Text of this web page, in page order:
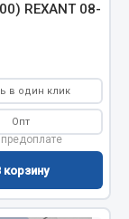
REXANT 08-
в один клик
Опт
корзину